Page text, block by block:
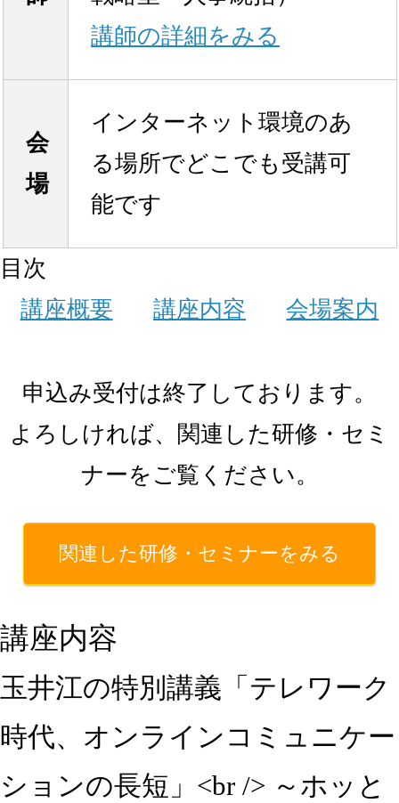
講師の詳細をみる
会
場
インターネット環境のあ
る場所でどこでも受講可
能です
目次
講座概要
講座内容 会場案内
申込み受付は終了しております。
よろしければ、関連した研修・セミ
ナーをご覧ください。
関連した研修・セミナーをみる
講座内容
玉井江の特別講義「テレワーク
時代、オンラインコミュニケー
ションの長短」<br /> ～ホッと